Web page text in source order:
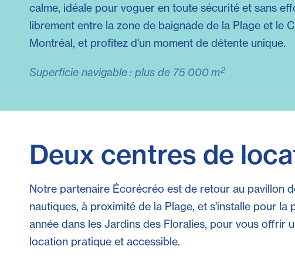
calme, idéale pour voguer en toute sécurité et sans
librement entre la zone de baignade de la Plage et le
Montréal, et profitez d'un moment de détente unique.
Superficie navigable : plus de 75 000 m2
Deux centres de
Notre partenaire Écorécréo est de retour au pavillon
nautiques, à proximité de la Plage, et s'installe pour la
année dans les Jardins des Floralies, pour vous offrir
location pratique et accessible.